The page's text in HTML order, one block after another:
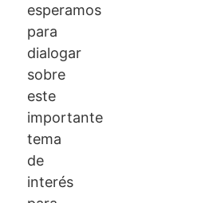
esperamos
para
dialogar
sobre
este
importante
tema
de
interés